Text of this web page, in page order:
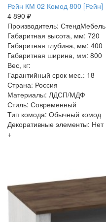
Рейн КМ 02 Комод 800 [Рейн]
4 890 ₽
Производитель: СтендМебель
Габаритная высота, мм: 720
Габаритная глубина, мм: 400
Габаритная ширина, мм: 800
Вес, кг:
Гарантийный срок мес.: 18
Страна: Россия
Материалы: ЛДСП/МДФ
Стиль: Современный
Тип комода: Обычный комод
Декоративные элементы: Нет
+